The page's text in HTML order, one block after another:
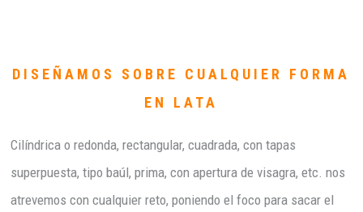
DISEÑAMOS SOBRE CUALQUIER FORMA
EN LATA
Cilíndrica o redonda, rectangular, cuadrada, con tapas
superpuesta, tipo baúl, prima, con apertura de visagra, etc. nos
atrevemos con cualquier reto, poniendo el foco para sacar el